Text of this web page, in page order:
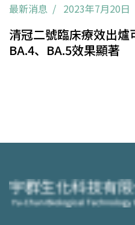
清冠二號臨床療效出
BA.4、BA.5效果顯著
最新消息 2023年7月20日